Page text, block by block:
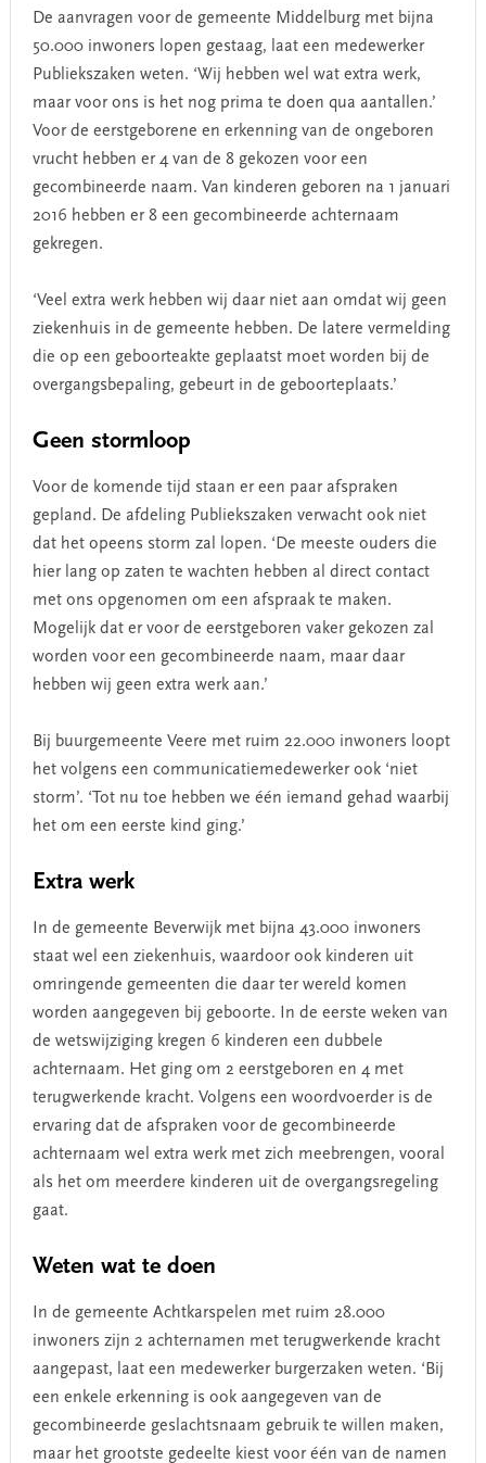
De aanvragen voor de gemeente Middelburg met bijna
50.000 inwoners lopen gestaag, laat een medewerker
Publiekszaken weten. ‘Wij hebben wel wat extra werk,
maar voor ons is het nog prima te doen qua aantallen.’
Voor de eerstgeborene en erkenning van de ongeboren
vrucht hebben er 4 van de 8 gekozen voor een
gecombineerde naam. Van kinderen geboren na 1 januari
2016 hebben er 8 een gecombineerde achternaam
gekregen.
‘Veel extra werk hebben wij daar niet aan omdat wij geen
ziekenhuis in de gemeente hebben. De latere vermelding
die op een geboorteakte geplaatst moet worden bij de
overgangsbepaling, gebeurt in de geboorteplaats.’
Geen stormloop
Voor de komende tijd staan er een paar afspraken
gepland. De afdeling Publiekszaken verwacht ook niet
dat het opeens storm zal lopen. ‘De meeste ouders die
hier lang op zaten te wachten hebben al direct contact
met ons opgenomen om een afspraak te maken.
Mogelijk dat er voor de eerstgeboren vaker gekozen zal
worden voor een gecombineerde naam, maar daar
hebben wij geen extra werk aan.’
Bij buurgemeente Veere met ruim 22.000 inwoners loopt
het volgens een communicatiemedewerker ook ‘niet
storm’. ‘Tot nu toe hebben we één iemand gehad waarbij
het om een eerste kind ging.’
Extra werk
In de gemeente Beverwijk met bijna 43.000 inwoners
staat wel een ziekenhuis, waardoor ook kinderen uit
omringende gemeenten die daar ter wereld komen
worden aangegeven bij geboorte. In de eerste weken van
de wetswijziging kregen 6 kinderen een dubbele
achternaam. Het ging om 2 eerstgeboren en 4 met
terugwerkende kracht. Volgens een woordvoerder is de
ervaring dat de afspraken voor de gecombineerde
achternaam wel extra werk met zich meebrengen, vooral
als het om meerdere kinderen uit de overgangsregeling
gaat.
Weten wat te doen
In de gemeente Achtkarspelen met ruim 28.000
inwoners zijn 2 achternamen met terugwerkende kracht
aangepast, laat een medewerker burgerzaken weten. ‘Bij
een enkele erkenning is ook aangegeven van de
gecombineerde geslachtsnaam gebruik te willen maken,
maar het grootste gedeelte kiest voor één van de namen